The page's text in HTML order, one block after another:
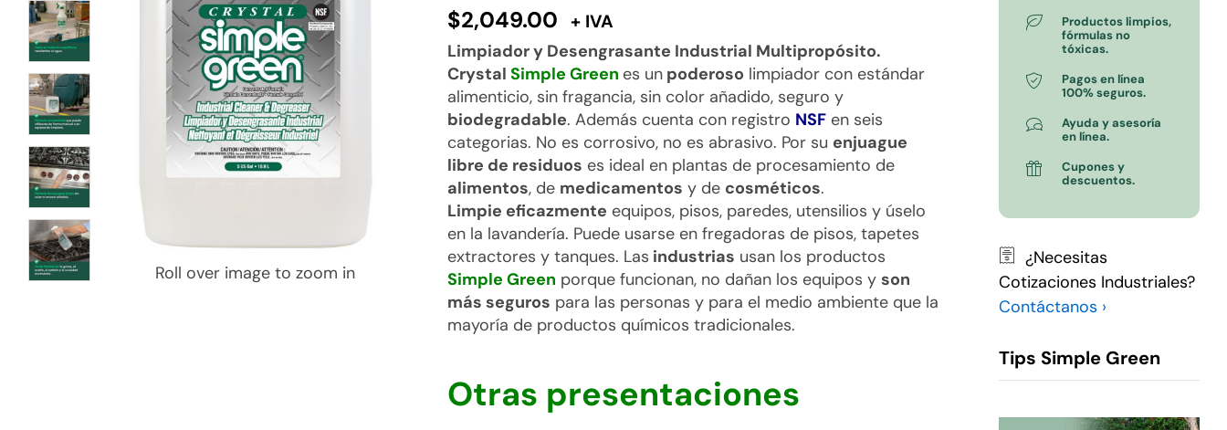
Roll over image to zoom in
$2,049.00 + IVA
Limpiador y Desengrasante Industrial Multipropósito.
Crystal Simple Green es unpoderoso limpiador con estándar
alimenticio, sin fragancia, sin color añadido, seguro y
biodegradable. Además cuenta con registro NSFen seis
categorias. No es corrosivo, no es abrasivo. Por su enjuague
libre de residuos es ideal en plantas de procesamiento de
alimentos, de medicamentos y de cosméticos.
Limpie eficazmente equipos, pisos, paredes, utensilios y úselo
en la lavandería. Puede usarse en fregadoras de pisos, tapetes
extractores y tanques. Las industrias usan los productos
Simple Green porque funcionan, no dañan los equipos y son
más seguros para las personas y para el medio ambiente que la
mayoría de productos químicos tradicionales.
Otras presentaciones
Productos limpios,
fórmulas no
tóxicas.
Pagos en línea
100% seguros.
Ayuda y asesoría
en línea.
Cupones y
descuentos.
¿Necesitas
Cotizaciones Industriales?
Contáctanos ›
Tips Simple Green